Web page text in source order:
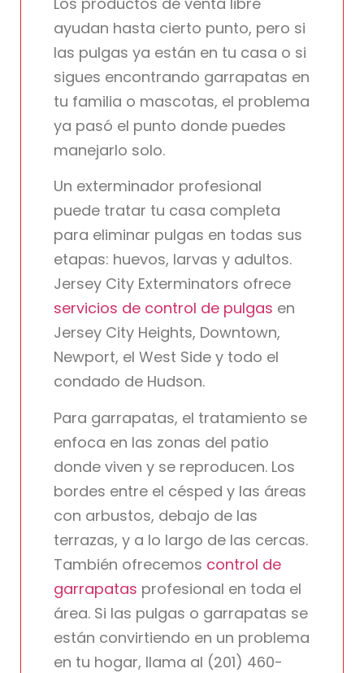
ayudan hasta cierto punto, pero si
las pulgas ya están en tu casa o si
sigues encontrando garrapatas en
tu familia o mascotas, el problema
ya pasó el punto donde puedes
manejarlo solo.
Un exterminador profesional
puede tratar tu casa completa
para eliminar pulgas en todas sus
etapas: huevos, larvas y adultos.
Jersey City Exterminators ofrece
servicios de control de pulgas en
Jersey City Heights, Downtown,
Newport, el West Side y todo el
condado de Hudson.
Para garrapatas, el tratamiento se
enfoca en las zonas del patio
donde viven y se reproducen. Los
bordes entre el césped y las áreas
con arbustos, debajo de las
terrazas, y a lo largo de las cercas.
También ofrecemos control de
garrapatas profesional en toda el
área. Si las pulgas o garrapatas se
están convirtiendo en un problema
en tu hogar, llama al (201) 460-